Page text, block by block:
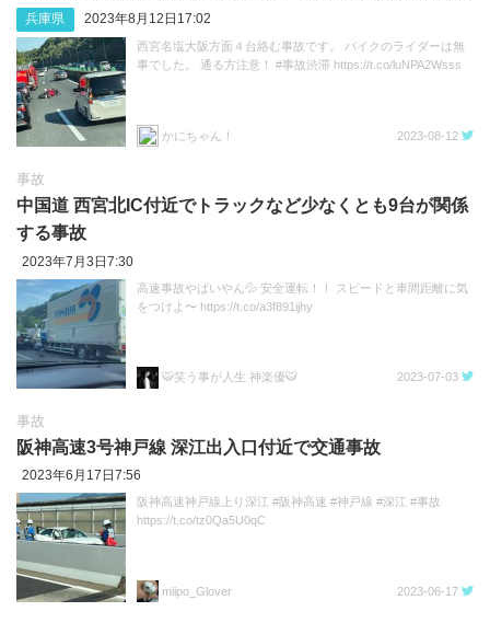
兵庫県 2023年8月12日17:02
西宮名塩大阪方面４台絡む事故です。 バイクのライダーは無
事でした。 通る方注意！ #事故渋滞 https://t.co/luNPA2Wsss
かにちゃん！ 2023-08-12
事故
中国道 西宮北IC付近でトラックなど少なくとも9台が関係
する事故
2023年7月3日7:30
高速事故やばいやん💦 安全運転！！ スピードと車間距離に気
をつけよ〜 https://t.co/a3f891ijhy
🐯笑う事が人生 神楽優🐯 2023-07-03
事故
阪神高速3号神戸線 深江出入口付近で交通事故
2023年6月17日7:56
阪神高速神戸線上り深江 #阪神高速 #神戸線 #深江 #事故
https://t.co/tz0Qa5U0qC
miipo_Glover 2023-06-17